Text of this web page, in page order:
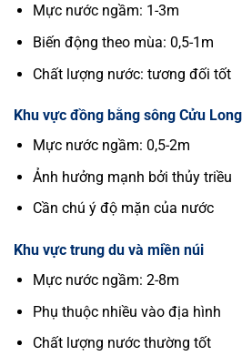
Mực nước ngầm: 1-3m
Biến động theo mùa: 0,5-1m
Chất lượng nước: tương đối tốt
Khu vực đồng bằng sông Cửu Long
Mực nước ngầm: 0,5-2m
Ảnh hưởng mạnh bởi thủy triều
Cần chú ý độ mặn của nước
Khu vực trung du và miền núi
Mực nước ngầm: 2-8m
Phụ thuộc nhiều vào địa hình
Chất lượng nước thường tốt